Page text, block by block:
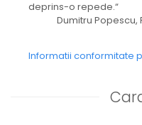
deprins-o repede.“
Dumitru
Informatii conformitate